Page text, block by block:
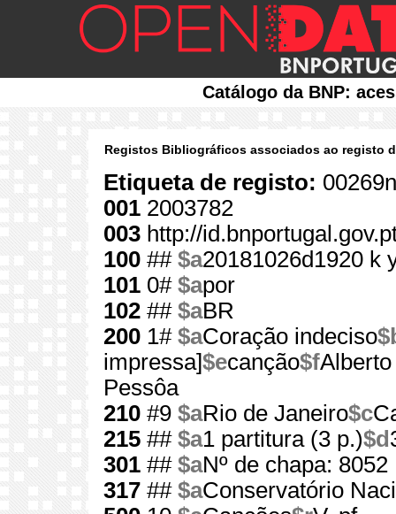
Catálogo da BNP:
Registos Bibliográficos associados ao registo
Etiqueta de registo:
001 2003782
003 http://
100 ## $a20181026d1920 k
101 0# $apor
102 ## $aBR
200 1# $aCoração indeciso
impressa]$ecanção$f
Pessôa
210 #9 $aRio de Janeiro$c
215 ## $a1 partitura (3 p.)$d
301 ## $aNº de chapa: 8052
317 ## $aConservatório